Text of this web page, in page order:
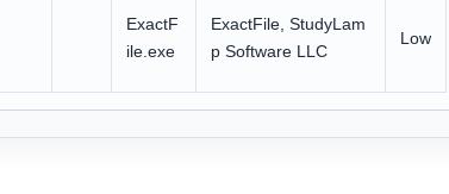
ExactF
ile.exe
ExactFile, StudyLam
p Software LLC
Low